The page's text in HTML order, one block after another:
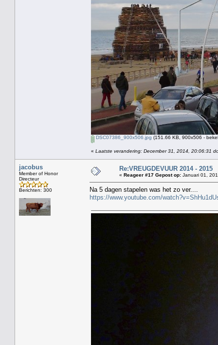
DSC07386_900x506.jpg (151.66 KB, 900x506 -
« Laatste verandering: December 31, 2014, 20:06:31
jacobus
Member of Honor
Directeur
Berichten: 300
Re:VREUGDEVUUR 2014 - 2015
« Reageer #17 Gepost op: Januari 01,
Na 5 dagen stapelen was het zo ver....
https://www.youtube.com/